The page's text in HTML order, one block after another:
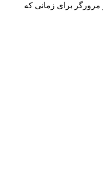
مرورگر برای زمانی که